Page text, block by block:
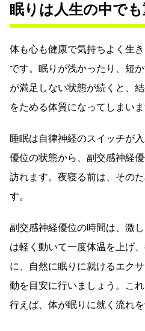
眠りは人生の中で
体も心も健康で気持ちよく生
です。眠りが浅かったり、短
が満足しない状態が続くと、
をためる体質になってしまいま
睡眠は自律神経のスイッチが
優位の状態から、副交感神経
訪れます。夜寝る前は、その
す。
副交感神経優位の時間は、激
は軽く動いて一度体温を上げ
に、自然に眠りに就けるエク
動を目安に行いましょう。こ
行えば、体が眠りに就く流れ